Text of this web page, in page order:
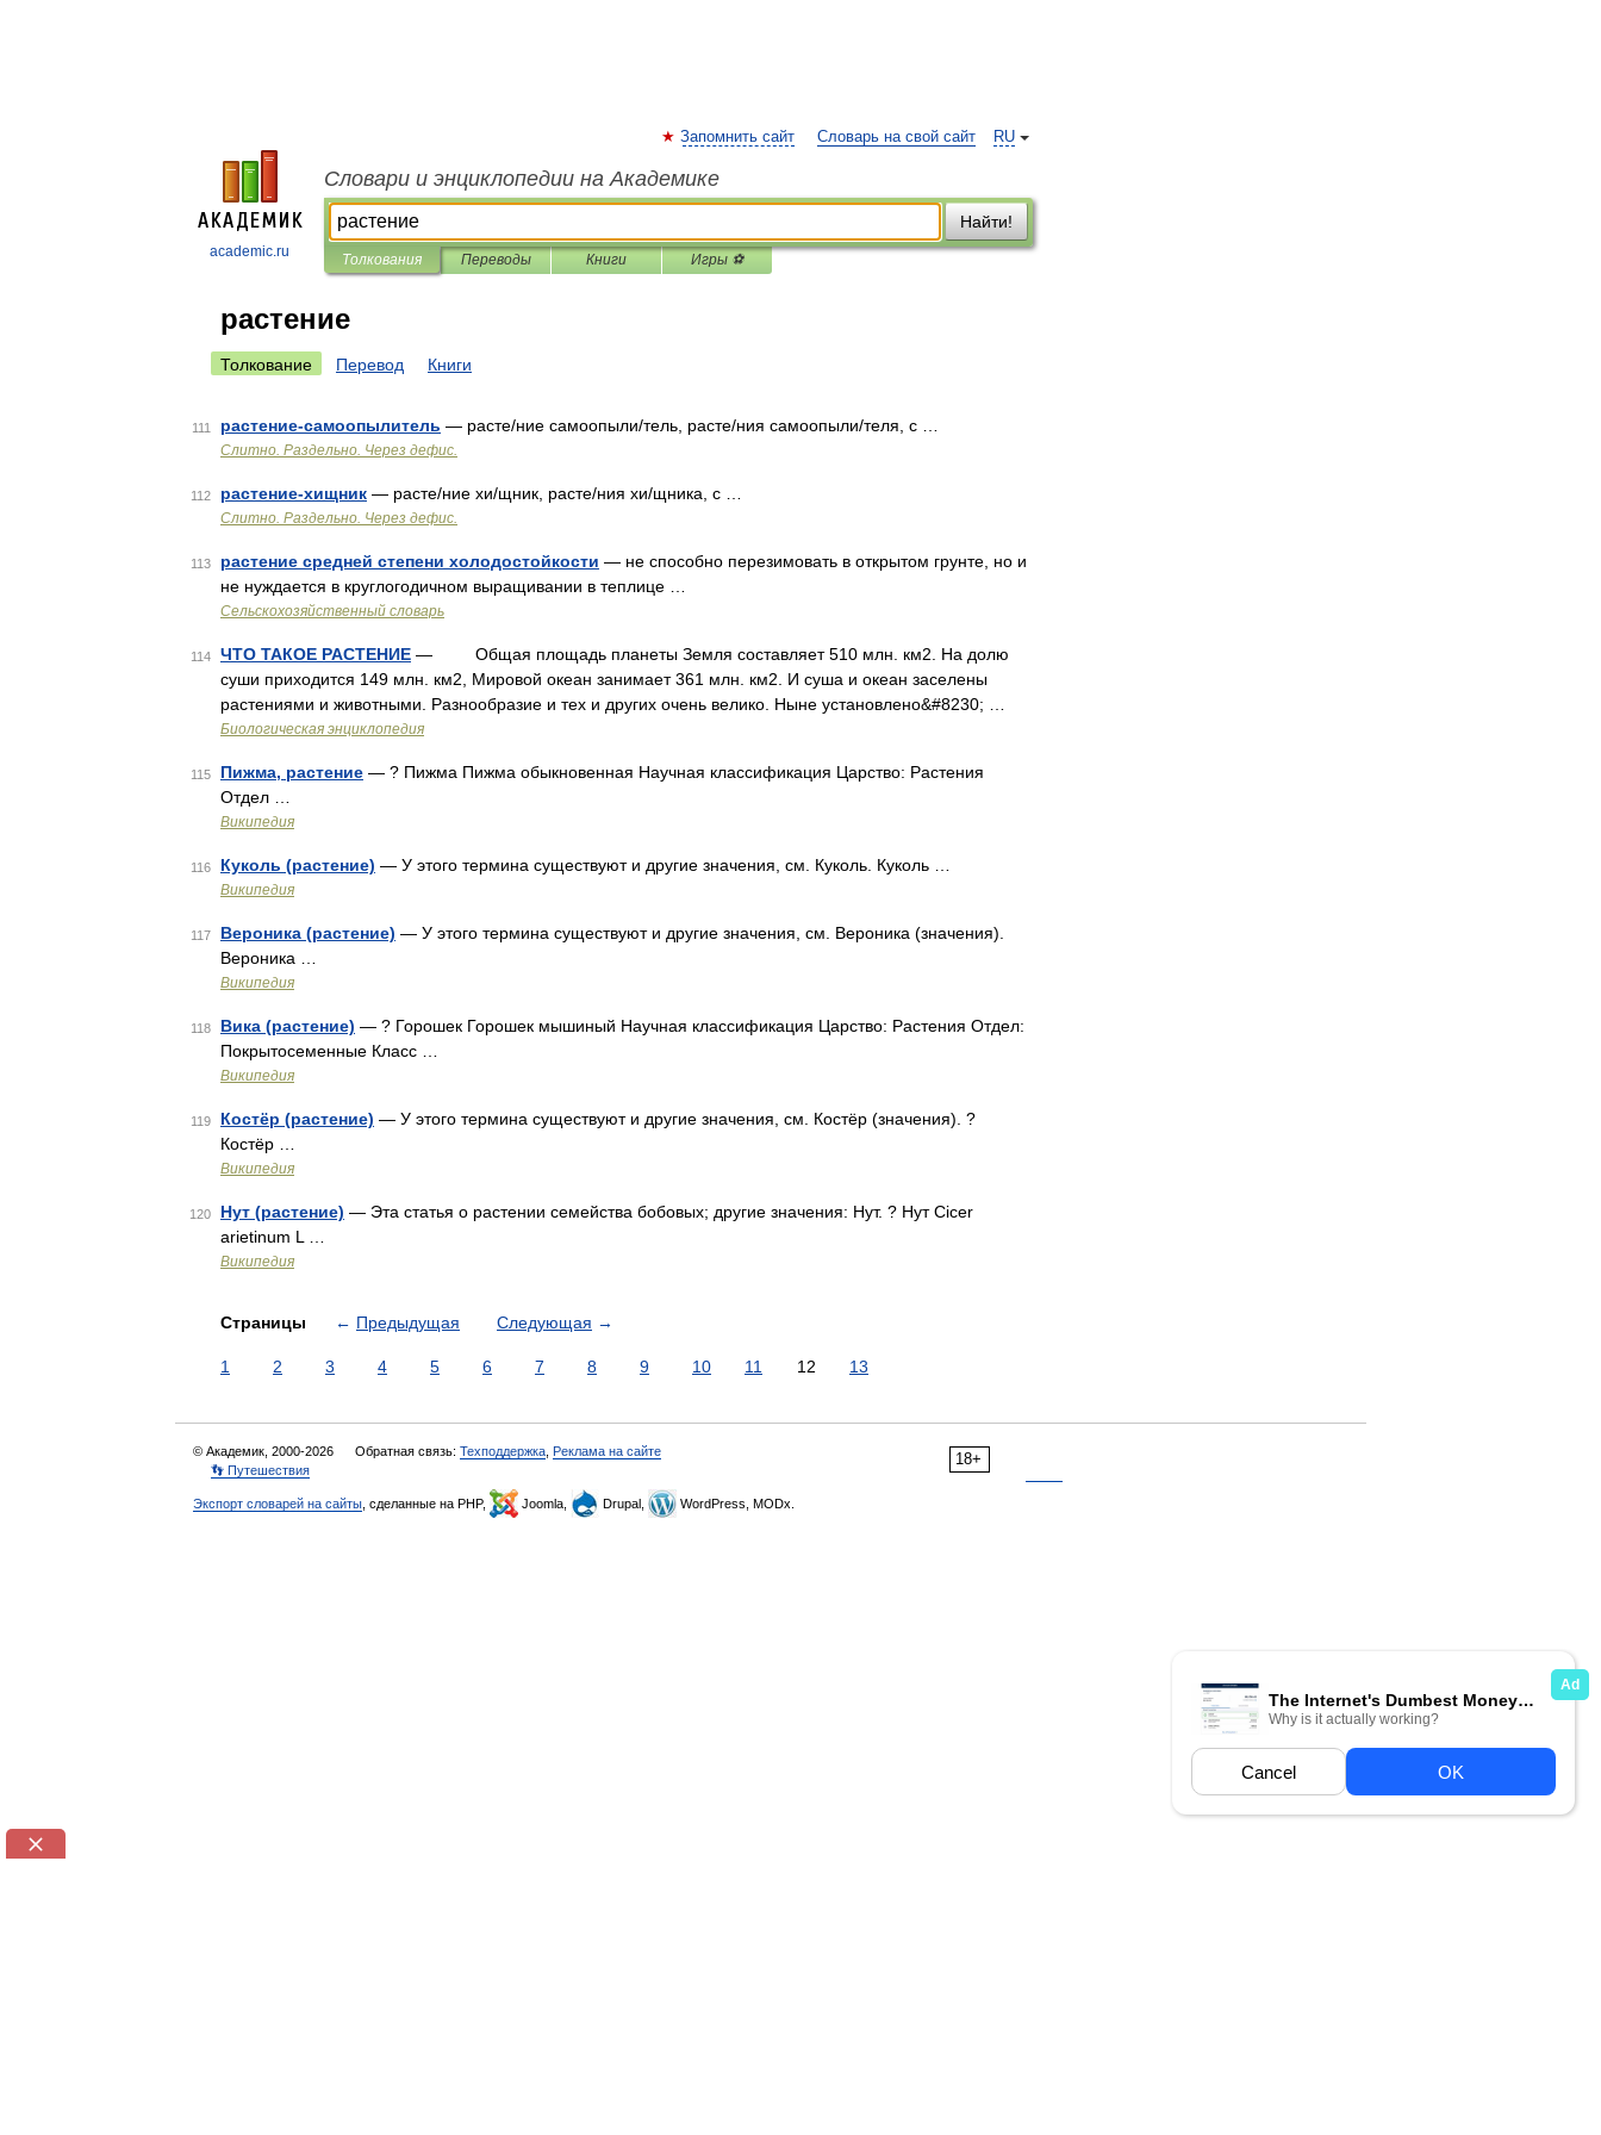
academic.ru
RU
Запомнить сайт Словарь на свой сайт
Словари и энциклопедии на Академике
Найти!
Толкования Переводы Книги Игры ⚽
растение
Толкование Перевод Книги
111 растение-самоопылитель — расте/ние самоопыли/тель, расте/ния самоопыли/теля, с …
Слитно. Раздельно. Через дефис.
112 растение-хищник — расте/ние хи/щник, расте/ния хи/щника, с …
Слитно. Раздельно. Через дефис.
113 растение средней степени холодостойкости — не способно перезимовать в открытом грунте, но и
не нуждается в круглогодичном выращивании в теплице …
Сельскохозяйственный словарь
114 ЧТО ТАКОЕ РАСТЕНИЕ — Общая площадь планеты Земля составляет 510 млн. км2. На долю
суши приходится 149 млн. км2, Мировой океан занимает 361 млн. км2. И суша и океан заселены
растениями и животными. Разнообразие и тех и других очень велико. Ныне установлено&#8230; …
Биологическая энциклопедия
115 Пижма, растение — ? Пижма Пижма обыкновенная Научная классификация Царство: Растения
Отдел …
Википедия
116 Куколь (растение) — У этого термина существуют и другие значения, см. Куколь. Куколь …
Википедия
117 Вероника (растение) — У этого термина существуют и другие значения, см. Вероника (значения).
Вероника …
Википедия
118 Вика (растение) — ? Горошек Горошек мышиный Научная классификация Царство: Растения Отдел:
Покрытосеменные Класс …
Википедия
119 Костёр (растение) — У этого термина существуют и другие значения, см. Костёр (значения). ?
Костёр …
Википедия
120 Нут (растение) — Эта статья о растении семейства бобовых; другие значения: Нут. ? Нут Cicer
arietinum L …
Википедия
Страницы ← Предыдущая Следующая →
1 2 3 4 5 6 7 8 9 10 11 12 13
18+
© Академик, 2000-2026 Обратная связь: Техподдержка Реклама на сайте
👣 Путешествия
Экспорт словарей на сайты , сделанные на PHP, Joomla, Drupal, WordPress, MODx.